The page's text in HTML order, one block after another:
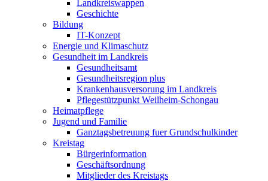
Landkreiswappen
Geschichte
Bildung
IT-Konzept
Energie und Klimaschutz
Gesundheit im Landkreis
Gesundheitsamt
Gesundheitsregion plus
Krankenhausversorung im Landkreis
Pflegestützpunkt Weilheim-Schongau
Heimatpflege
Jugend und Familie
Ganztagsbetreuung fuer Grundschulkinder
Kreistag
Bürgerinformation
Geschäftsordnung
Mitglieder des Kreistags